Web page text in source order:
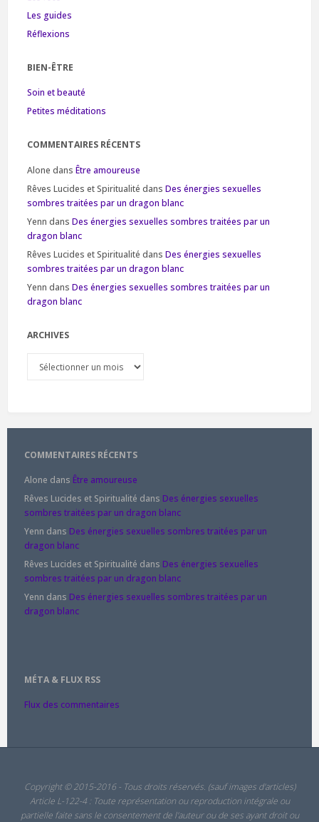
Les guides
Réflexions
BIEN-ÊTRE
Soin et beauté
Petites méditations
COMMENTAIRES RÉCENTS
Alone dans Être amoureuse
Rêves Lucides et Spiritualité dans Des énergies sexuelles
sombres traitées par un dragon blanc
Yenn dans Des énergies sexuelles sombres traitées par un
dragon blanc
Rêves Lucides et Spiritualité dans Des énergies sexuelles
sombres traitées par un dragon blanc
Yenn dans Des énergies sexuelles sombres traitées par un
dragon blanc
ARCHIVES
COMMENTAIRES RÉCENTS
Alone dans Être amoureuse
Rêves Lucides et Spiritualité dans Des énergies sexuelles
sombres traitées par un dragon blanc
Yenn dans Des énergies sexuelles sombres traitées par un
dragon blanc
Rêves Lucides et Spiritualité dans Des énergies sexuelles
sombres traitées par un dragon blanc
Yenn dans Des énergies sexuelles sombres traitées par un
dragon blanc
MÉTA & FLUX RSS
Flux des commentaires
Copyright © 2015-2016 - Tous droits réservés. (sauf images d'articles)
Article L-122-4 : Toute représentation ou reproduction intégrale ou
partielle faite sans le consentement de l'auteur ou de ses ayant droit ou